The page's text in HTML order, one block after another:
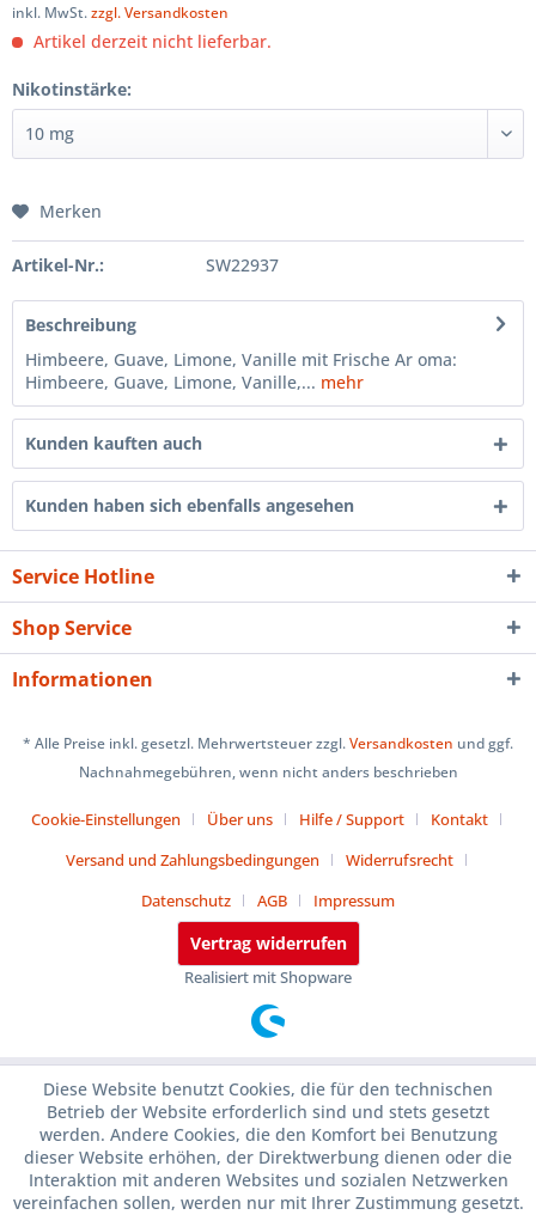
inkl. MwSt.zzgl. Versandkosten
Artikel derzeit nicht lieferbar.
Nikotinstärke:
Merken
Artikel-Nr.: SW22937
Beschreibung
Himbeere, Guave, Limone, Vanille mit Frische Ar oma:
Himbeere, Guave, Limone, Vanille,... mehr
Kunden kauften auch
Kunden haben sich ebenfalls angesehen
Service Hotline
Shop Service
Informationen
* Alle Preise inkl. gesetzl. Mehrwertsteuer zzgl.Versandkosten und ggf.
Nachnahmegebühren, wenn nicht anders beschrieben
Cookie-Einstellungen Über uns Hilfe / Support
Kontakt
Versand und Zahlungsbedingungen
Widerrufsrecht
Datenschutz
AGB Impressum
Vertrag widerrufen
Realisiert mit Shopware
Diese Website benutzt Cookies, die für den technischen
Betrieb der Website erforderlich sind und stets gesetzt
werden. Andere Cookies, die den Komfort bei Benutzung
dieser Website erhöhen, der Direktwerbung dienen oder die
Interaktion mit anderen Websites und sozialen Netzwerken
vereinfachen sollen, werden nur mit Ihrer Zustimmung gesetzt.